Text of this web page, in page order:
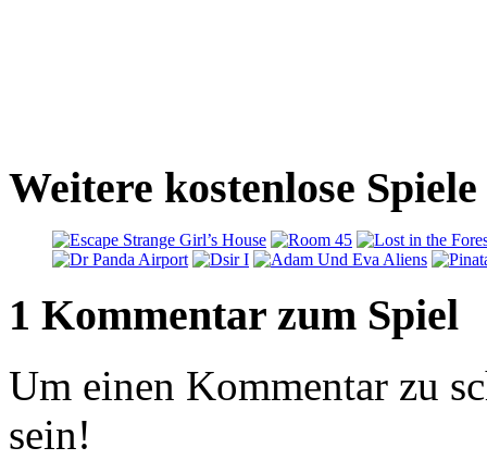
Weitere kostenlose
1 Kommentar zum Spiel
Um einen Kommentar zu
sein!